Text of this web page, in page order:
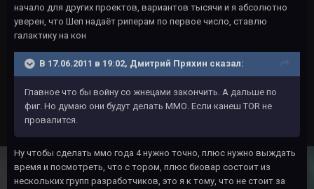
начало для других проектов, вариантов тысячи и я абсолютно
уверен, что Шеп надаёт риперам по первое число, ставлю
галактику на кон
В 17.06.2011 в 19:02, Дмитрий Пряхин сказал:
Главное что бы войну со жнецами закончить. А дальше по
фиг. Но думаю они будут делать ММО. Если канеш TOR не
провалится.
Ну чтобы сделать ммо года 4 нужно точно, плюс нужно выждать
время и посмотреть, что с тором, плюс биовар состоит из
нескольких групп разработчиков, это я к тому, что не стоит за